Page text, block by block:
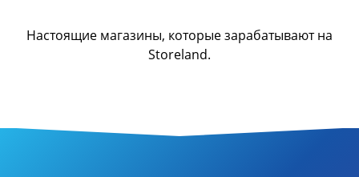
Настоящие магазины, которые зарабатывают на
Storeland.